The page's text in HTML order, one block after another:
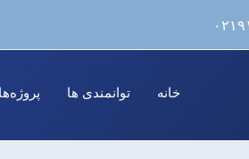
خانه توانمندی ها پروژه‌ها